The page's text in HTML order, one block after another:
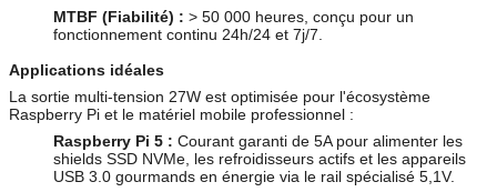
MTBF (Fiabilité) : > 50 000 heures, conçu pour un
fonctionnement continu 24h/24 et 7j/7.
Applications idéales
La sortie multi-tension 27W est optimisée pour l'écosystème
Raspberry Pi et le matériel mobile professionnel :
Raspberry Pi 5 : Courant garanti de 5A pour alimenter les
shields SSD NVMe, les refroidisseurs actifs et les appareils
USB 3.0 gourmands en énergie via le rail spécialisé 5,1V.